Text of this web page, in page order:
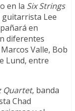
en la Six Strings
Lee
en
diferentes
Valle, Bob
Lund, entre
Quartet, banda
Chad